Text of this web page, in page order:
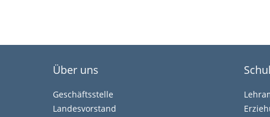
Über uns
Geschäftsstelle
Landesvorstand